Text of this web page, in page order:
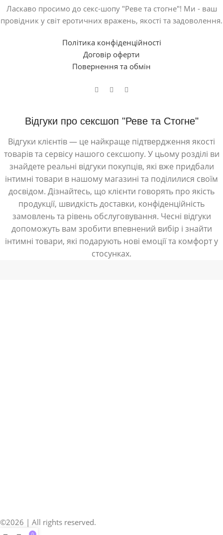
Ласкаво просимо до секс-шопу "Реве та стогне"! Ми - ваш
провідник у світ еротичних вражень, якості та задоволення.
Політика конфіденційності
Договір оферти
Повернення та обмін
Відгуки про сексшоп "Реве та Стогне"
Відгуки клієнтів — це найкраще підтвердження якості
товарів та сервісу нашого сексшопу. У цьому розділі ви
знайдете реальні відгуки покупців, які вже придбали
інтимні товари в нашому магазині та поділилися своїм
досвідом. Дізнайтесь, що клієнти говорять про якість
продукції, швидкість доставки, конфіденційність
замовлень та рівень обслуговування. Чесні відгуки
допоможуть вам зробити впевнений вибір і знайти
інтимні товари, які подарують нові емоції та комфорт у
стосунках.
©2026 | All rights reserved.